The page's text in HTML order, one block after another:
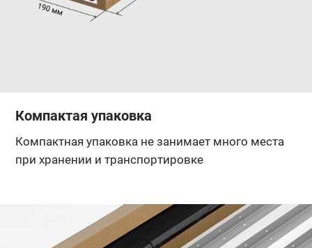
Компактая упаковка
Компактная упаковка не занимает много места
при хранении и транспортировке